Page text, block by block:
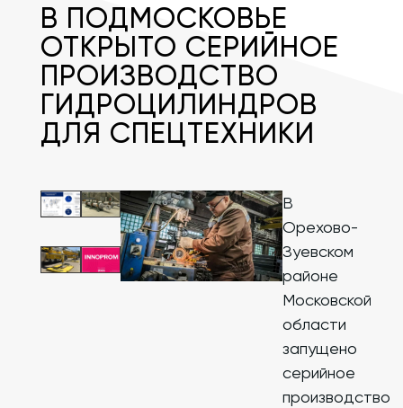
В ПОДМОСКОВЬЕ
ОТКРЫТО СЕРИЙНОЕ
ПРОИЗВОДСТВО
ГИДРОЦИЛИНДРОВ
ДЛЯ СПЕЦТЕХНИКИ
В
Орехово-
Зуевском
районе
Московской
области
запущено
серийное
производство